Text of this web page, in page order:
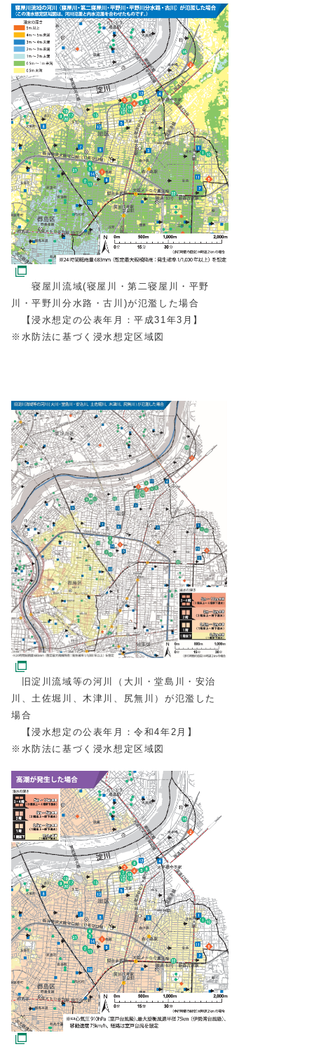
寝屋川流域(寝屋川・第二寝屋川・平野
川・平野川分水路・古川)が氾濫した場合
【浸水想定の公表年月：平成31年3月】
※水防法に基づく浸水想定区域図
旧淀川流域等の河川（大川・堂島川・安治
川、土佐堀川、木津川、尻無川）が氾濫した
場合
【浸水想定の公表年月：令和4年2月】
※水防法に基づく浸水想定区域図